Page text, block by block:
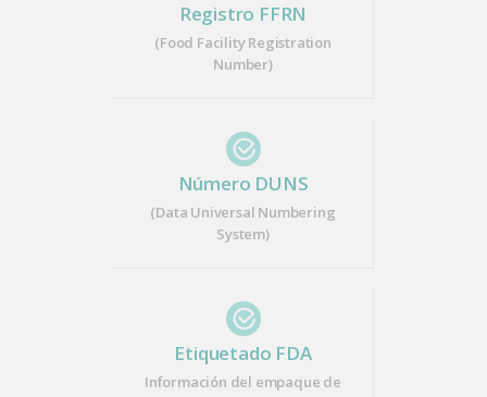
Registro FFRN
(Food Facility Registration
Number)
Número DUNS
(Data Universal Numbering
System)
Etiquetado FDA
Información del empaque de